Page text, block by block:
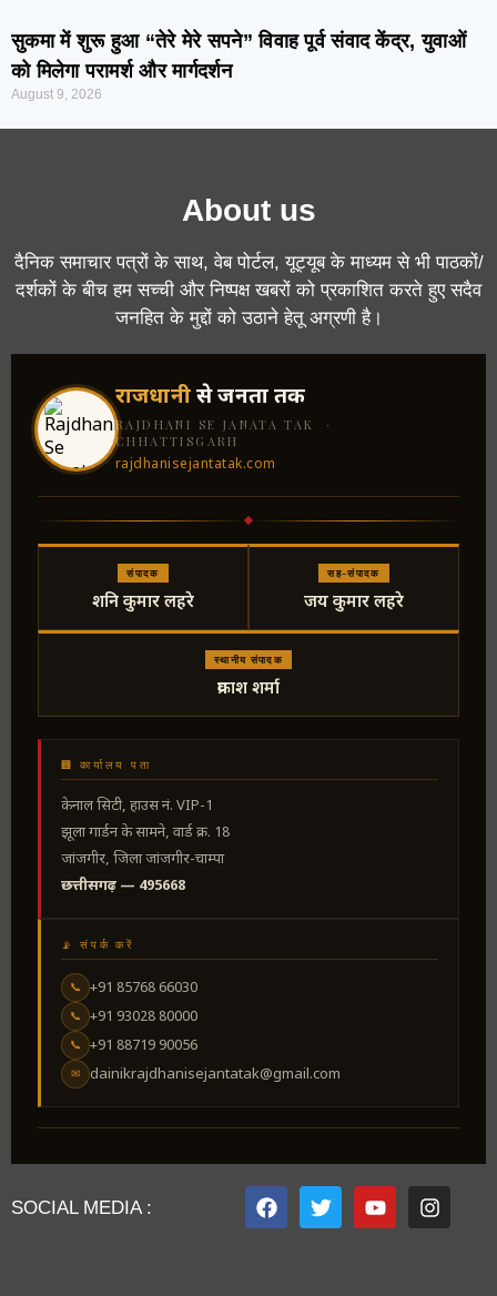
सुकमा में शुरू हुआ “तेरे मेरे सपने” विवाह पूर्व संवाद केंद्र, युवाओं
को मिलेगा परामर्श और मार्गदर्शन
August 9, 2026
About us
दैनिक समाचार पत्रों के साथ, वेब पोर्टल, यूट्यूब के माध्यम से भी पाठकों/
दर्शकों के बीच हम सच्ची और निष्पक्ष खबरों को प्रकाशित करते हुए सदैव
जनहित के मुद्दों को उठाने हेतू अग्रणी है।
राजधानीसे जनता तक
RAJDHANI SE JANATA TAK ·
CHHATTISGARH
rajdhanisejantatak.com
संपादक
शनि कुमार लहरे
सह-संपादक
जय कुमार लहरे
स्थानीय संपादक
प्रकाश शर्मा
🏢 कार्यालय पता
केनाल सिटी, हाउस नं. VIP-1
झूला गार्डन के सामने, वार्ड क्र. 18
जांजगीर, जिला जांजगीर-चाम्पा
छत्तीसगढ़ — 495668
📡 संपर्क करें
📞 +91 85768 66030
📞 +91 93028 80000
📞 +91 88719 90056
✉ dainikrajdhanisejantatak@gmail.com
SOCIAL MEDIA :